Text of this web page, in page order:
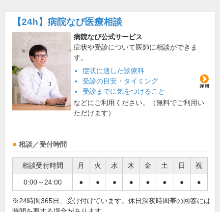
【24h】 病院なび医療相談
病院なび公式サービス
症状や受診について医師に相談ができま
す。
症状に適した診療科
受診の目安・タイミング
受診までに気をつけること
などにご利用ください。（無料でご利用い
ただけます）
相談／受付時間
相談受付時間 月 火 水 木 金 土 日 祝
0:00～24:00 ● ● ● ● ● ● ● ●
※24時間365日、受け付けています。休日深夜時間帯の回答には